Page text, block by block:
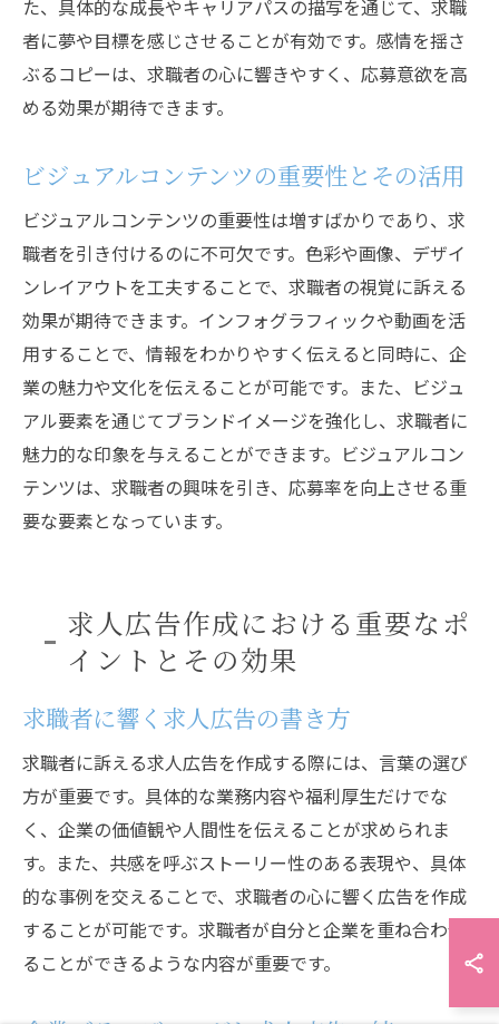
た、具体的な成長やキャリアパスの描写を通じて、求職
者に夢や目標を感じさせることが有効です。感情を揺さ
ぶるコピーは、求職者の心に響きやすく、応募意欲を高
める効果が期待できます。
ビジュアルコンテンツの重要性とその活用
ビジュアルコンテンツの重要性は増すばかりであり、求
職者を引き付けるのに不可欠です。色彩や画像、デザイ
ンレイアウトを工夫することで、求職者の視覚に訴える
効果が期待できます。インフォグラフィックや動画を活
用することで、情報をわかりやすく伝えると同時に、企
業の魅力や文化を伝えることが可能です。また、ビジュ
アル要素を通じてブランドイメージを強化し、求職者に
魅力的な印象を与えることができます。ビジュアルコン
テンツは、求職者の興味を引き、応募率を向上させる重
要な要素となっています。
求人広告作成における重要なポ
イントとその効果
求職者に響く求人広告の書き方
求職者に訴える求人広告を作成する際には、言葉の選び
方が重要です。具体的な業務内容や福利厚生だけでな
く、企業の価値観や人間性を伝えることが求められま
す。また、共感を呼ぶストーリー性のある表現や、具体
的な事例を交えることで、求職者の心に響く広告を作成
することが可能です。求職者が自分と企業を重ね合わせ
ることができるような内容が重要です。